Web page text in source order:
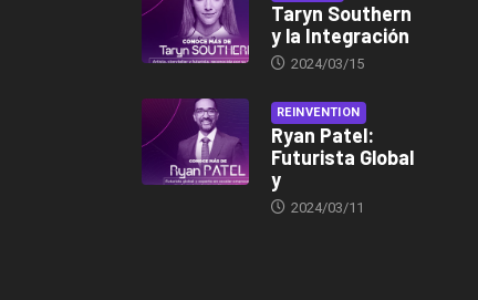
Taryn Southern
y la Integración
2024/03/15
REINVENTION
Ryan Patel:
Futurista Global
y
2024/03/11